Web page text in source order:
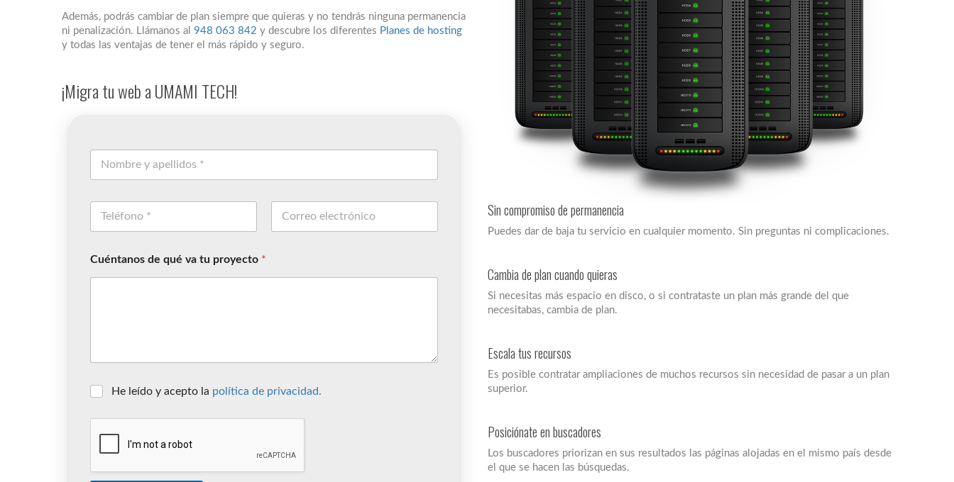
Además, podrás cambiar de plan siempre que quieras y no tendrás ninguna permanencia
ni penalización. Llámanos al 948 063 842 y descubre los diferentes Planes de hosting
y todas las ventajas de tener el más rápido y seguro.
¡Migra tu web a UMAMI TECH!
Cuéntanos de qué va tu proyecto *
He leído y acepto la política de privacidad.
Sin compromiso de permanencia
Puedes dar de baja tu servicio en cualquier momento. Sin preguntas ni complicaciones.
Cambia de plan cuando quieras
Si necesitas más espacio en disco, o si contrataste un plan más grande del que
necesitabas, cambia de plan.
Escala tus recursos
Es posible contratar ampliaciones de muchos recursos sin necesidad de pasar a un plan
superior.
Posiciónate en buscadores
Los buscadores priorizan en sus resultados las páginas alojadas en el mismo país desde
el que se hacen las búsquedas.